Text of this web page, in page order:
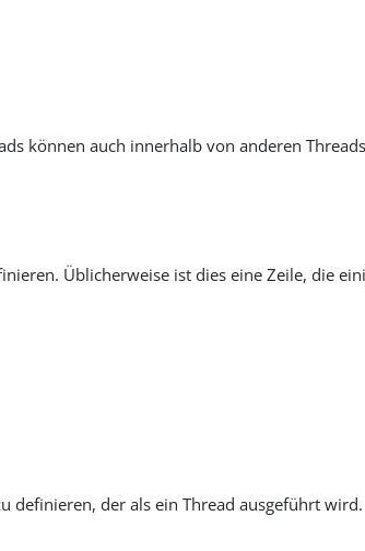
können auch innerhalb von anderen
Üblicherweise ist dies eine Zeile, die
definieren, der als ein Thread ausgeführt wird.